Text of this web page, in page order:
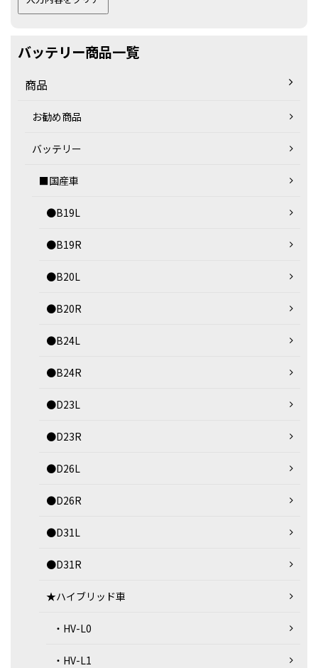
バッテリー商品一覧
商品
お勧め商品
バッテリー
■国産車
●B19L
●B19R
●B20L
●B20R
●B24L
●B24R
●D23L
●D23R
●D26L
●D26R
●D31L
●D31R
★ハイブリッド車
・HV-L0
・HV-L1